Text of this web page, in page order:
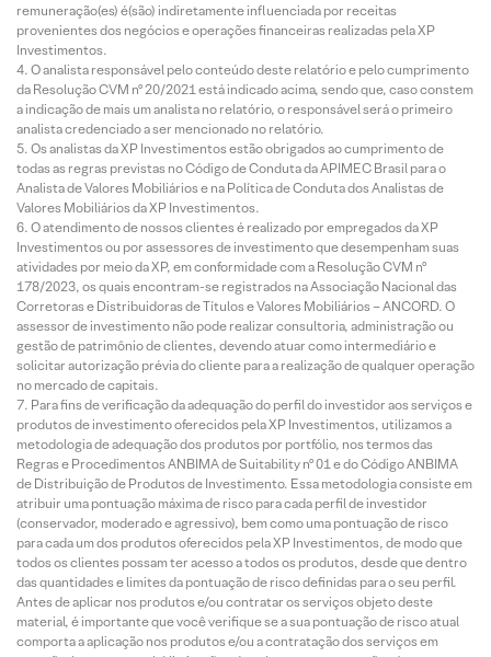
remuneração(es) é(são) indiretamente influenciada por receitas
provenientes dos negócios e operações financeiras realizadas pela XP
Investimentos.
O analista responsável pelo conteúdo deste relatório e pelo cumprimento
da Resolução CVM nº 20/2021 está indicado acima, sendo que, caso constem
a indicação de mais um analista no relatório, o responsável será o primeiro
analista credenciado a ser mencionado no relatório.
Os analistas da XP Investimentos estão obrigados ao cumprimento de
todas as regras previstas no Código de Conduta da APIMEC Brasil para o
Analista de Valores Mobiliários e na Política de Conduta dos Analistas de
Valores Mobiliários da XP Investimentos.
O atendimento de nossos clientes é realizado por empregados da XP
Investimentos ou por assessores de investimento que desempenham suas
atividades por meio da XP, em conformidade com a Resolução CVM nº
178/2023, os quais encontram-se registrados na Associação Nacional das
Corretoras e Distribuidoras de Títulos e Valores Mobiliários – ANCORD. O
assessor de investimento não pode realizar consultoria, administração ou
gestão de patrimônio de clientes, devendo atuar como intermediário e
solicitar autorização prévia do cliente para a realização de qualquer operação
no mercado de capitais.
Para fins de verificação da adequação do perfil do investidor aos serviços e
produtos de investimento oferecidos pela XP Investimentos, utilizamos a
metodologia de adequação dos produtos por portfólio, nos termos das
Regras e Procedimentos ANBIMA de Suitability nº 01 e do Código ANBIMA
de Distribuição de Produtos de Investimento. Essa metodologia consiste em
atribuir uma pontuação máxima de risco para cada perfil de investidor
(conservador, moderado e agressivo), bem como uma pontuação de risco
para cada um dos produtos oferecidos pela XP Investimentos, de modo que
todos os clientes possam ter acesso a todos os produtos, desde que dentro
das quantidades e limites da pontuação de risco definidas para o seu perfil.
Antes de aplicar nos produtos e/ou contratar os serviços objeto deste
material, é importante que você verifique se a sua pontuação de risco atual
comporta a aplicação nos produtos e/ou a contratação dos serviços em